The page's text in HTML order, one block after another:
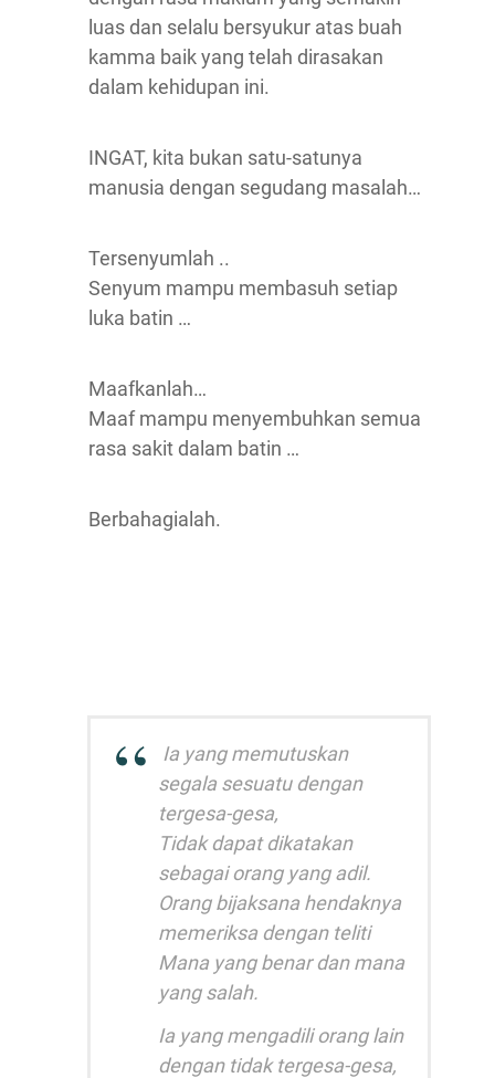
luas dan selalu bersyukur atas buah
kamma baik yang telah dirasakan
dalam kehidupan ini.
INGAT, kita bukan satu-satunya
manusia dengan segudang masalah…
Tersenyumlah ..
Senyum mampu membasuh setiap
luka batin …
Maafkanlah…
Maaf mampu menyembuhkan semua
rasa sakit dalam batin …
Berbahagialah.
Ia yang memutuskan
segala sesuatu dengan
tergesa-gesa,
Tidak dapat dikatakan
sebagai orang yang adil.
Orang bijaksana hendaknya
memeriksa dengan teliti
Mana yang benar dan mana
yang salah.
Ia yang mengadili orang lain
dengan tidak tergesa-gesa,